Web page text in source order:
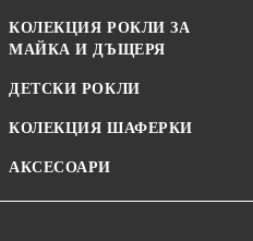
КОЛЕКЦИЯ РОКЛИ ЗА
МАЙКА И ДЪЩЕРЯ
ДЕТСКИ РОКЛИ
КОЛЕКЦИЯ ШАФЕРКИ
АКСЕСОАРИ